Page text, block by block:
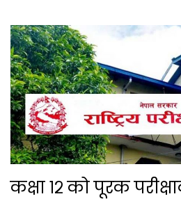
कक्षा १२ को पूरक